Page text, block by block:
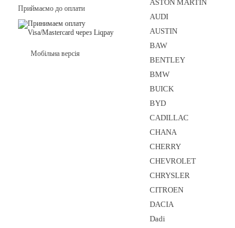
Приймаємо до оплати
Мобільна версія
ASTON MARTIN
AUDI
AUSTIN
BAW
BENTLEY
BMW
BUICK
BYD
CADILLAC
CHANA
CHERRY
CHEVROLET
CHRYSLER
CITROEN
DACIA
Dadi